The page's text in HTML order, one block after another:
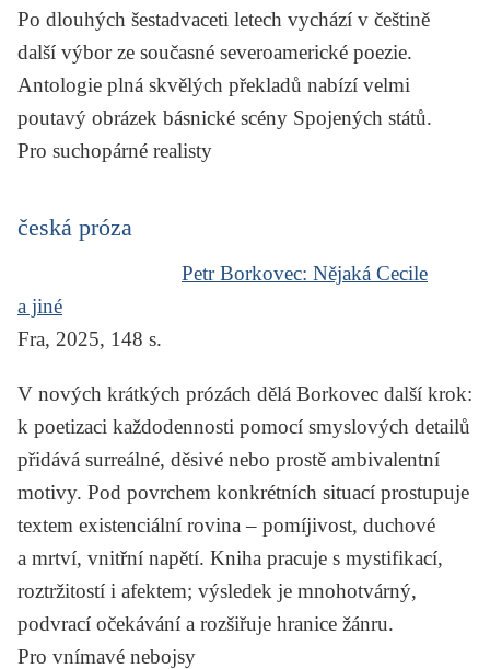
Po dlouhých šestadvaceti letech vychází v češtině
další výbor ze současné severoamerické poezie.
Antologie plná skvělých překladů nabízí velmi
poutavý obrázek básnické scény Spojených států.
Pro suchopárné realisty
česká próza
Petr Borkovec: Nějaká Cecile
a jiné
Fra, 2025, 148 s.
V nových krátkých prózách dělá Borkovec další krok:
k poetizaci každodennosti pomocí smyslových detailů
přidává surreálné, děsivé nebo prostě ambivalentní
motivy. Pod povrchem konkrétních situací prostupuje
textem existenciální rovina – pomíjivost, duchové
a mrtví, vnitřní napětí. Kniha pracuje s mystifikací,
roztržitostí i afektem; výsledek je mnohotvárný,
podvrací očekávání a rozšiřuje hranice žánru.
Pro vnímavé nebojsy